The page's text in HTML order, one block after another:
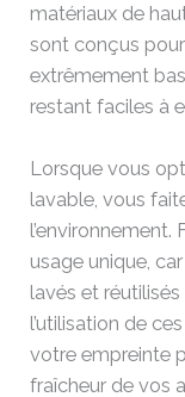
matériaux de
sont conçus
extrêmement
restant faciles à
Lorsque vous
lavable, vous
l’environnement.
usage unique,
lavés et
l’utilisation de
votre empreinte
fraîcheur de vos